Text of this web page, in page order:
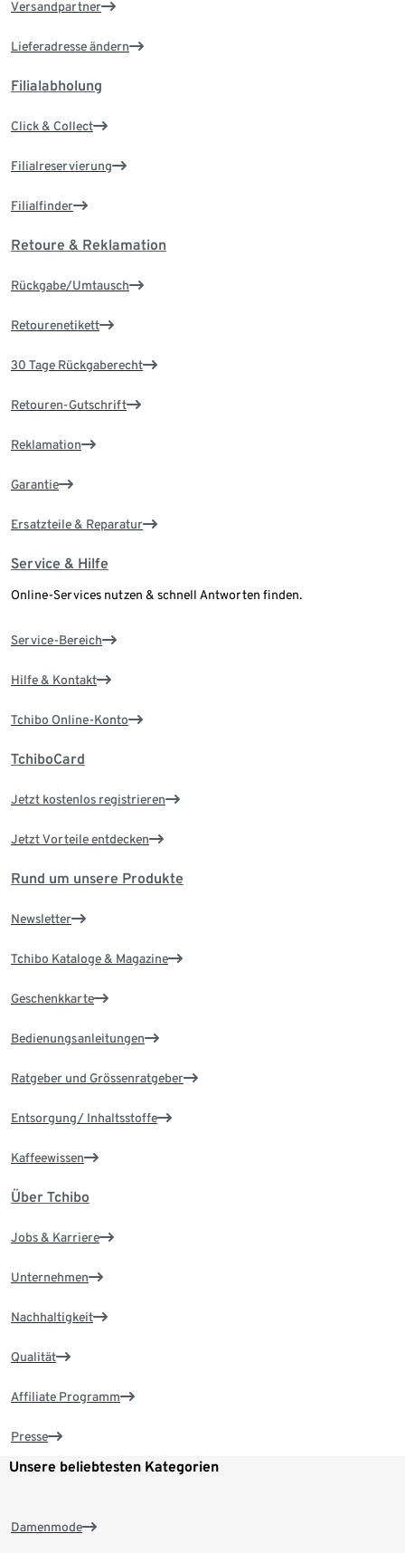
Versandpartner
Lieferadresse ändern
Filialabholung
Click & Collect
Filialreservierung
Filialfinder
Retoure & Reklamation
Rückgabe/Umtausch
Retourenetikett
30 Tage Rückgaberecht
Retouren-Gutschrift
Reklamation
Garantie
Ersatzteile & Reparatur
Service & Hilfe
Online-Services nutzen & schnell Antworten finden.
Service-Bereich
Hilfe & Kontakt
Tchibo Online-Konto
TchiboCard
Jetzt kostenlos registrieren
Jetzt Vorteile entdecken
Rund um unsere Produkte
Newsletter
Tchibo Kataloge & Magazine
Geschenkkarte
Bedienungsanleitungen
Ratgeber und Grössenratgeber
Entsorgung/ Inhaltsstoffe
Kaffeewissen
Über Tchibo
Jobs & Karriere
Unternehmen
Nachhaltigkeit
Qualität
Affiliate Programm
Presse
Unsere beliebtesten Kategorien
Damenmode